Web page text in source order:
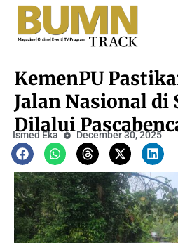
KemenPU
Jalan Nasional di
Dilalui
Ismed Eka December 30, 2025